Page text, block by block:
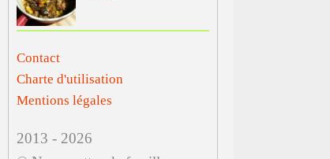
Contact
Charte d'utilisation
Mentions légales
2013 - 2026